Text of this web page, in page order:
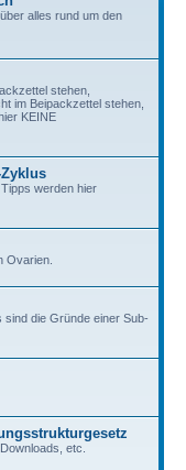
alles rund um den
stehen,
im Beipackzettel stehen,
KEINE
werden hier
Ovarien.
die Gründe einer Sub-
etc.